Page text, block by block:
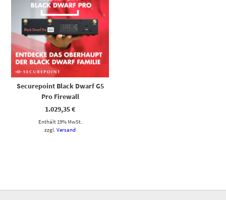
Securepoint Black Dwarf G5
Pro Firewall
1.029,35€
Enthält 19% MwSt.
zzgl.Versand